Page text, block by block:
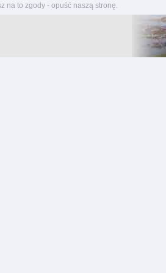
na to zgody - opuść naszą stronę.